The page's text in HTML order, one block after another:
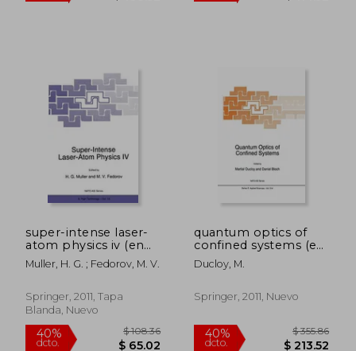
40% $ 280.86 40%
super-intense laser-
atom physics iv (en
Inglés)
Muller, H. G. ; Fedorov, M. V.
Springer, 2011, Tapa
Blanda, Nuevo
quantum optics of
confined systems (en
Inglés)
Ducloy, M.
Springer, 2011, Nuevo